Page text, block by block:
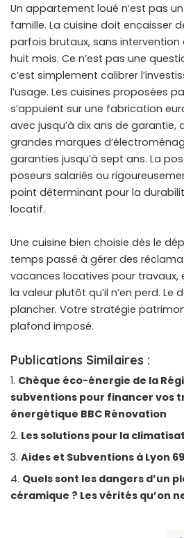
Un appartement loué n’est pas
famille. La cuisine doit encaisser
parfois brutaux, sans
huit mois. Ce n’est pas une
c’est simplement calibrer
l’usage. Les cuisines proposées
s’appuient sur une fabrication
avec jusqu’à dix ans de garantie,
grandes marques
garanties jusqu’à sept ans. La
poseurs salariés ou
point déterminant pour la
locatif.
Une cuisine bien choisie dès le
temps passé à gérer des
vacances locatives pour travaux,
la valeur plutôt qu’il n’en perd. Le
plancher. Votre stratégie
plafond imposé.
Publications Similaires :
Chèque éco-énergie de la
subventions pour financer vos
énergétique BBC Rénovation
Les solutions pour la
Aides et Subventions à Lyon
Quels sont les dangers d’un
céramique ? Les vérités qu’on